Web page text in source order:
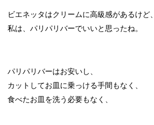
ビエネッタはクリームに高級感があるけど、
私は、パリパリバーでいいと思ったね。
パリパリバーはお安いし、
カットしてお皿に乗っける手間もなく、
食べたお皿を洗う必要もなく、